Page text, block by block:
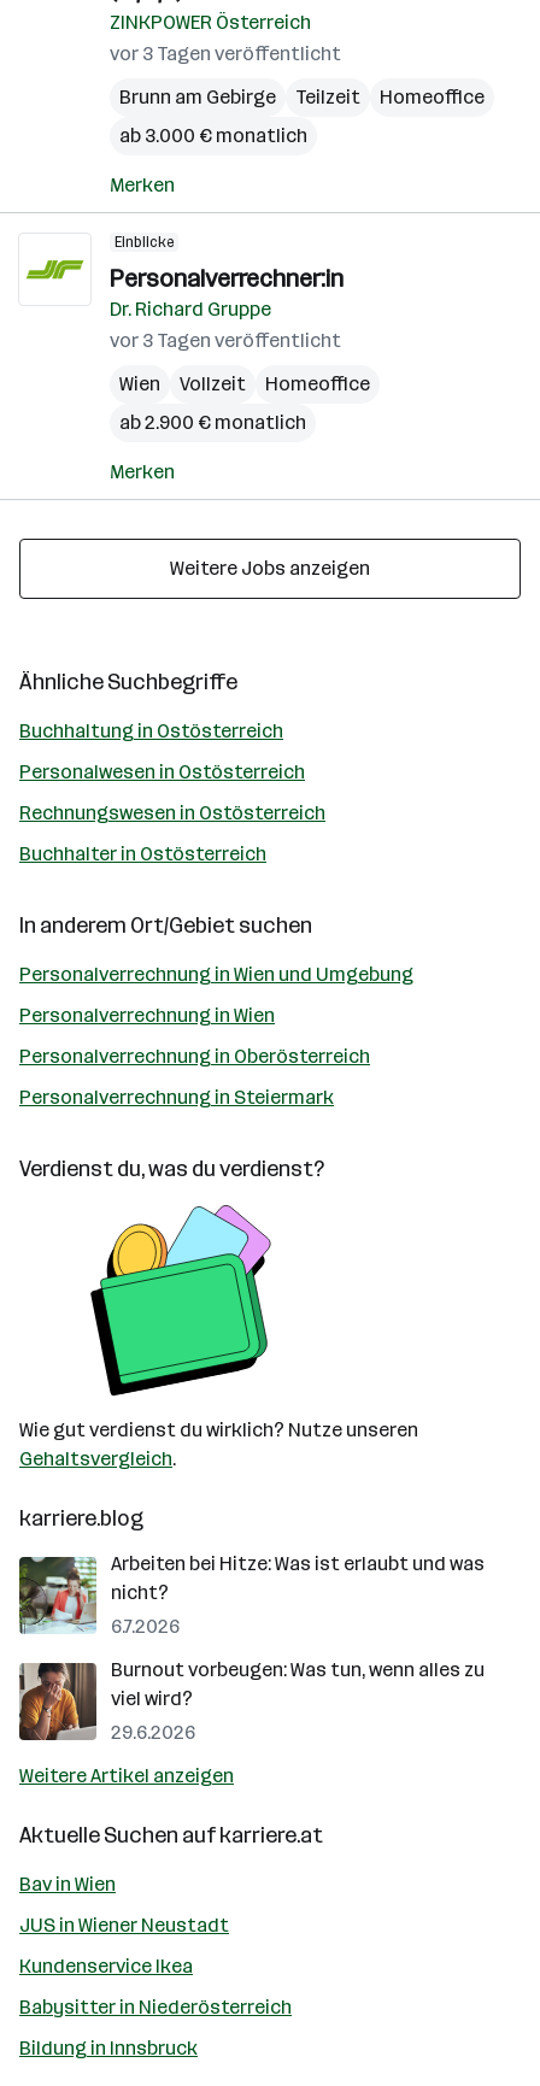
ZINKPOWER Österreich
vor 3 Tagen veröffentlicht
Brunn am Gebirge
Teilzeit
Homeoffice
ab 3.000 € monatlich
Merken
Einblicke
Personalverrechner:in
Dr. Richard Gruppe
vor 3 Tagen veröffentlicht
Wien
Vollzeit
Homeoffice
ab 2.900 € monatlich
Merken
Weitere Jobs anzeigen
Ähnliche Suchbegriffe
Buchhaltung in Ostösterreich
Personalwesen in Ostösterreich
Rechnungswesen in Ostösterreich
Buchhalter in Ostösterreich
In anderem Ort/Gebiet suchen
Personalverrechnung in Wien und Umgebung
Personalverrechnung in Wien
Personalverrechnung in Oberösterreich
Personalverrechnung in Steiermark
Verdienst du, was du verdienst?
Wie gut verdienst du wirklich? Nutze unseren
Gehaltsvergleich.
karriere.blog
Arbeiten bei Hitze: Was ist erlaubt und was
nicht?
6.7.2026
Burnout vorbeugen: Was tun, wenn alles zu
viel wird?
29.6.2026
Weitere Artikel anzeigen
Aktuelle Suchen aufkarriere.at
Bav in Wien
JUS in Wiener Neustadt
Kundenservice Ikea
Babysitter in Niederösterreich
Bildung in Innsbruck